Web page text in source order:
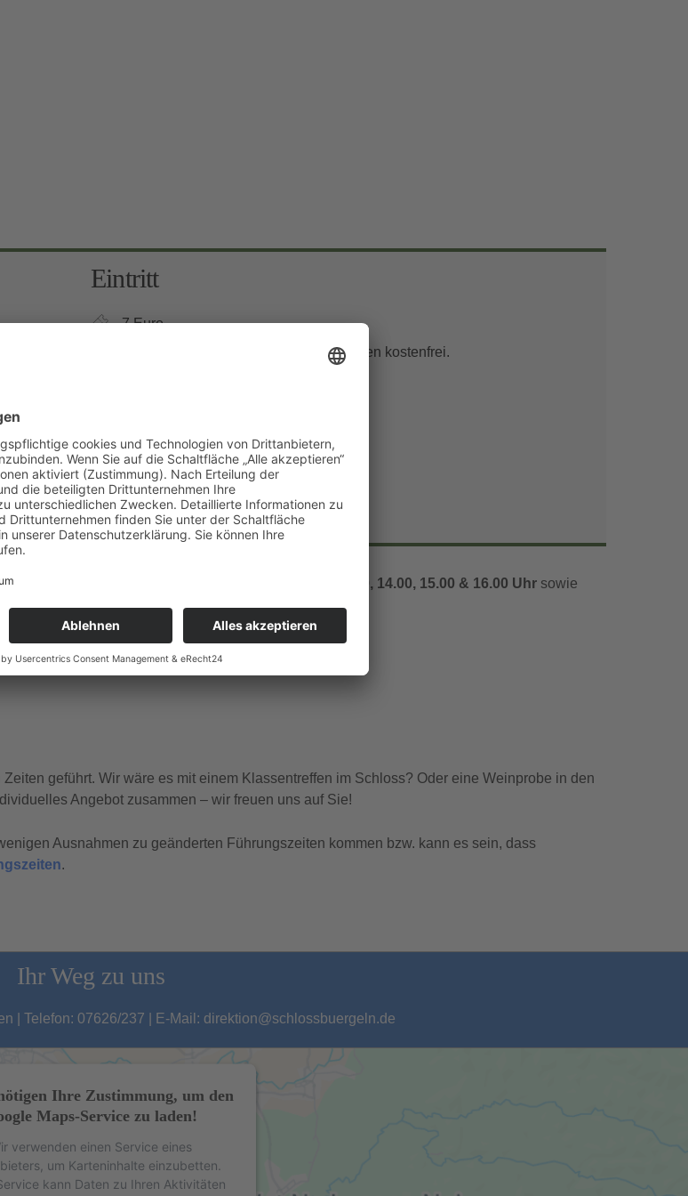
Eintritt
7 Euro
Kinder 6-12 Jahre: 3 Euro, unter 6 Jahren kostenfrei.
iCalendar
Freitag, Samstag, Sonntag um 11.00, 12.00, 14.00, 15.00 & 16.00 Uhr sowie
Sprache.
geführt. Wir wäre es mit einem Klassentreffen im Schloss? Oder eine Weinprobe in den
Angebot zusammen – wir freuen uns auf Sie!
Ausnahmen zu geänderten Führungszeiten kommen bzw. kann es sein, dass
.
Ihr Weg zu uns
| Telefon: 07626/237 | E-Mail: direktion@schlossbuergeln.de
Ihre Zustimmung, um den
Maps-Service zu laden!
verwenden einen Service eines
um Karteninhalte einzubetten.
kann Daten zu Ihren Aktivitäten